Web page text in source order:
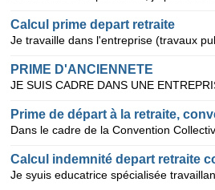
Calcul prime depart retraite
PRIME D'ANCIENNETE
Calcul indemnité depart retraite